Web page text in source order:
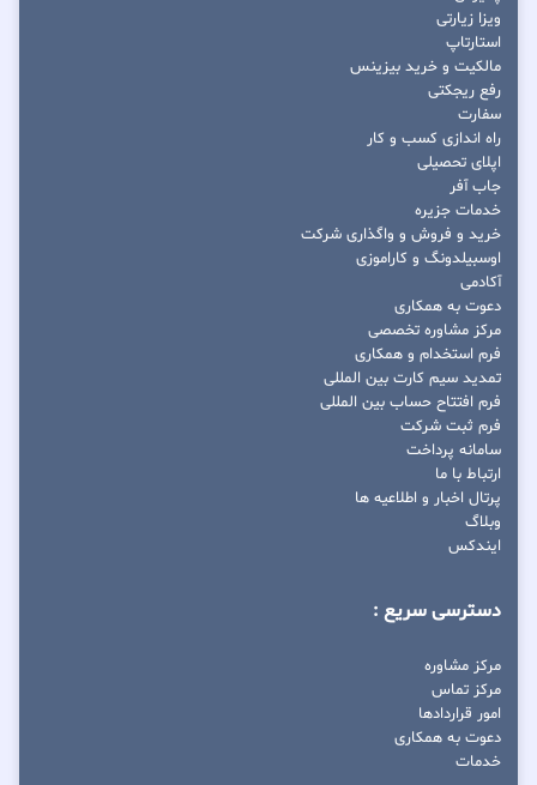
ویزا زیارتی
استارتاپ
مالکیت و خرید بیزینس
رفع ریجکتی
سفارت
راه اندازی کسب و کار
اپلای تحصیلی
جاب آفر
خدمات جزیره
خرید و فروش و واگذاری شرکت
اوسبیلدونگ و کاراموزی
آکادمی
دعوت به همکاری
مرکز مشاوره تخصصی
فرم استخدام و همکاری
تمدید سیم کارت بین المللی
فرم افتتاح حساب بین المللی
فرم ثبت شرکت
سامانه پرداخت
ارتباط با ما
پرتال اخبار و اطلاعیه ها
وبلاگ
ایندکس
دسترسی سریع :
مرکز مشاوره
مرکز تماس
امور قراردادها
دعوت به همکاری
خدمات